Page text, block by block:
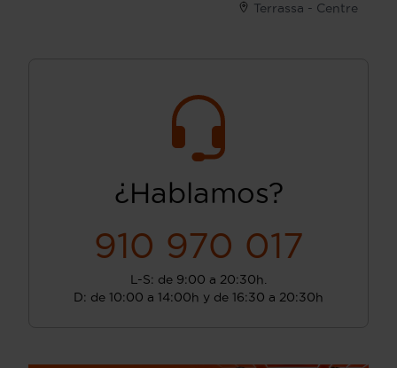
Terrassa - Centre
¿Hablamos?
910 970 017
L-S: de 9:00 a 20:30h.
D: de 10:00 a 14:00h y de 16:30 a 20:30h